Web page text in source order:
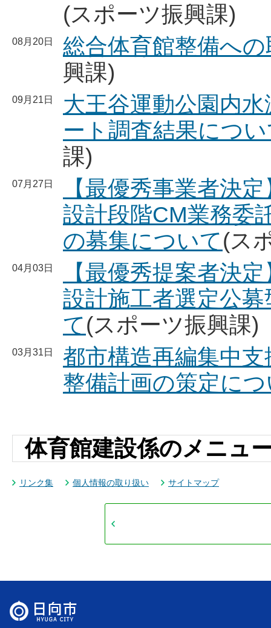
(スポーツ振興課)
08月20日
総合体育館整備へ
興課)
09月21日
大王谷運動公園内
ート調査結果につ
課)
07月27日
【最優秀事業者決
設計段階CM業務
の募集について(ス
04月03日
【最優秀提案者決
設計施工者選定公
て(スポーツ振興課)
03月31日
都市構造再編集中
整備計画の策定に
体育館建設係のメニュ
リンク集 個人情報の取り扱い サイトマップ